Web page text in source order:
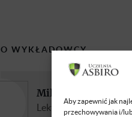
Aby zapewnić jak
przechowywania i/
O WYKŁADOWCY
Milan Pupezin
Lektor języka